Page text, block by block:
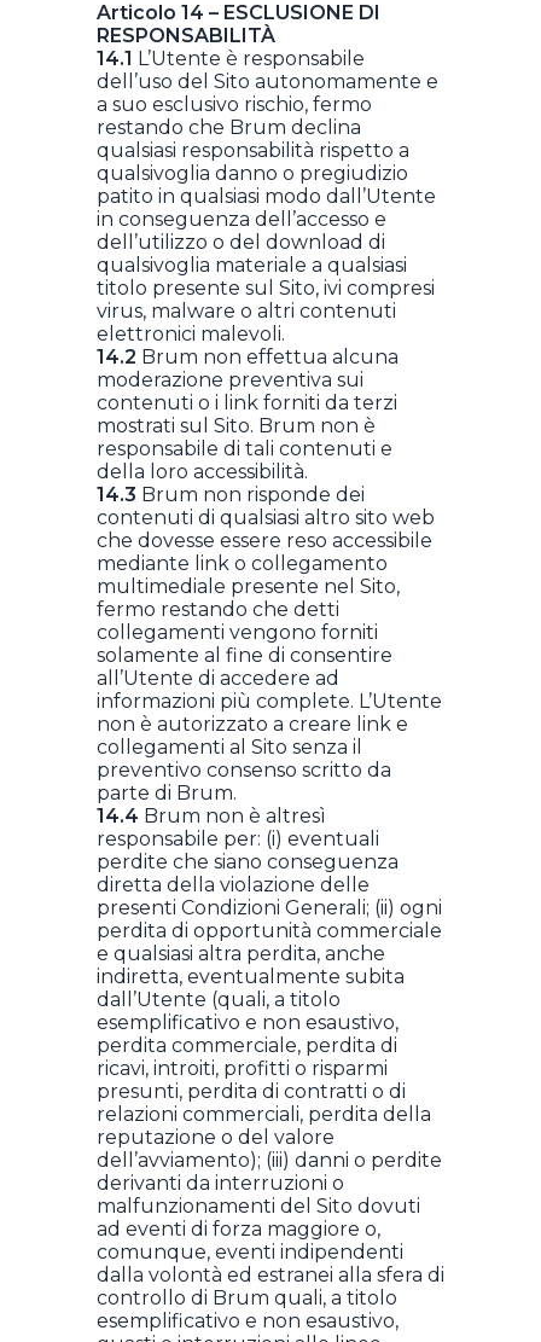
Articolo 14 – ESCLUSIONE DI
RESPONSABILITÀ
14.1 L’Utente è responsabile
dell’uso del Sito autonomamente e
a suo esclusivo rischio, fermo
restando che Brum declina
qualsiasi responsabilità rispetto a
qualsivoglia danno o pregiudizio
patito in qualsiasi modo dall’Utente
in conseguenza dell’accesso e
dell’utilizzo o del download di
qualsivoglia materiale a qualsiasi
titolo presente sul Sito, ivi compresi
virus, malware o altri contenuti
elettronici malevoli.
14.2 Brum non effettua alcuna
moderazione preventiva sui
contenuti o i link forniti da terzi
mostrati sul Sito. Brum non è
responsabile di tali contenuti e
della loro accessibilità.
14.3 Brum non risponde dei
contenuti di qualsiasi altro sito web
che dovesse essere reso accessibile
mediante link o collegamento
multimediale presente nel Sito,
fermo restando che detti
collegamenti vengono forniti
solamente al fine di consentire
all’Utente di accedere ad
informazioni più complete. L’Utente
non è autorizzato a creare link e
collegamenti al Sito senza il
preventivo consenso scritto da
parte di Brum.
14.4 Brum non è altresì
responsabile per: (i) eventuali
perdite che siano conseguenza
diretta della violazione delle
presenti Condizioni Generali; (ii) ogni
perdita di opportunità commerciale
e qualsiasi altra perdita, anche
indiretta, eventualmente subita
dall’Utente (quali, a titolo
esemplificativo e non esaustivo,
perdita commerciale, perdita di
ricavi, introiti, profitti o risparmi
presunti, perdita di contratti o di
relazioni commerciali, perdita della
reputazione o del valore
dell’avviamento); (iii) danni o perdite
derivanti da interruzioni o
malfunzionamenti del Sito dovuti
ad eventi di forza maggiore o,
comunque, eventi indipendenti
dalla volontà ed estranei alla sfera di
controllo di Brum quali, a titolo
esemplificativo e non esaustivo,